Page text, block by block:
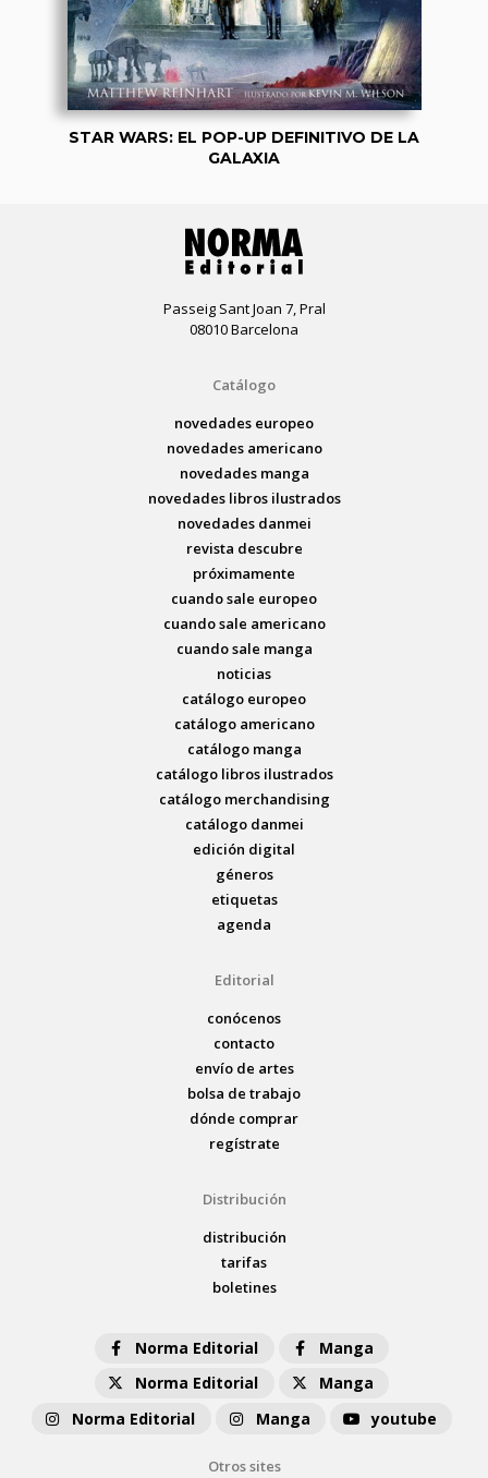
STAR WARS: EL POP-UP DEFINITIVO DE LA
GALAXIA
Passeig Sant Joan 7, Pral
08010 Barcelona
Catálogo
novedades europeo
novedades americano
novedades manga
novedades libros ilustrados
novedades danmei
revista descubre
próximamente
cuando sale europeo
cuando sale americano
cuando sale manga
noticias
catálogo europeo
catálogo americano
catálogo manga
catálogo libros ilustrados
catálogo merchandising
catálogo danmei
edición digital
géneros
etiquetas
agenda
Editorial
conócenos
contacto
envío de artes
bolsa de trabajo
dónde comprar
regístrate
Distribución
distribución
tarifas
boletines
Norma Editorial
Manga
Norma Editorial
Manga
Norma Editorial
Manga youtube
Otros sites